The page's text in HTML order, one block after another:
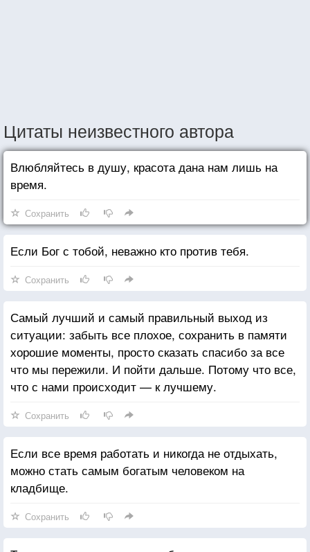
Цитаты неизвестного автора
Влюбляйтесь в душу, красота дана нам лишь на
время.
Сохранить
Если Бог с тобой, неважно кто против тебя.
Сохранить
Самый лучший и самый правильный выход из
ситуации: забыть все плохое, сохранить в памяти
хорошие моменты, просто сказать спасибо за все
что мы пережили. И пойти дальше. Потому что все,
что с нами происходит — к лучшему.
Сохранить
Если все время работать и никогда не отдыхать,
можно стать самым богатым человеком на
кладбище.
Сохранить